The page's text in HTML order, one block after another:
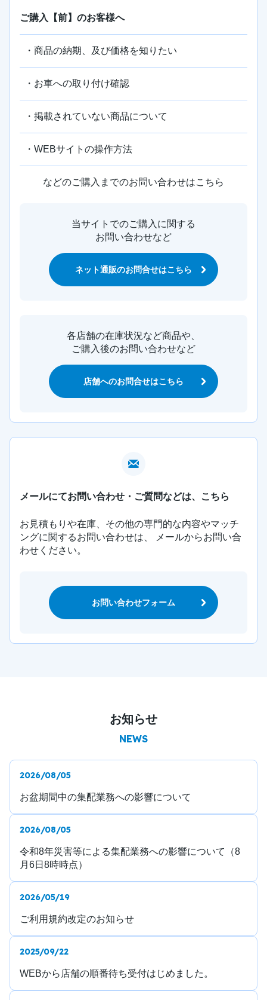
ご購入【前】のお客様へ
・商品の納期、及び価格を知りたい
・お車への取り付け確認
・掲載されていない商品について
・WEBサイトの操作方法
などのご購入までのお問い合わせはこちら
当サイトでのご購入に関する
お問い合わせなど
ネット通販のお問合せはこちら
各店舗の在庫状況など商品や、
ご購入後のお問い合わせなど
店舗へのお問合せはこちら
メールにてお問い合わせ・ご質問などは、こちら
お見積もりや在庫、その他の専門的な内容やマッチ
ングに関するお問い合わせは、
メールからお問い合
わせください。
お問い合わせフォーム
お知らせ
NEWS
2026/08/05
お盆期間中の集配業務への影響について
2026/08/05
令和8年災害等による集配業務への影響について（8
月6日8時時点）
2026/05/19
ご利用規約改定のお知らせ
2025/09/22
WEBから店舗の順番待ち受付はじめました。